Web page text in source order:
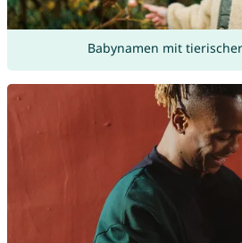
Babynamen mit